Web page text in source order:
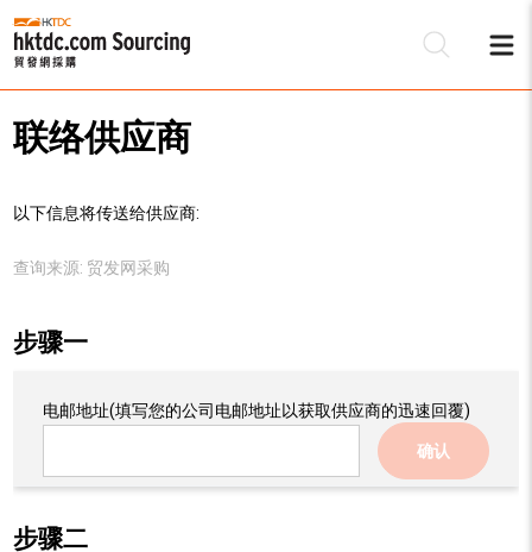
联络供应商
以下信息将传送给供应商:
查询来源: 贸发网采购
步骤一
电邮地址(填写您的公司电邮地址以获取供应商的迅速回覆)
确认
步骤二